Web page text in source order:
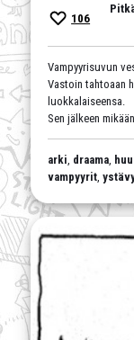
106
Vampyyrisuvun
Vastoin tahtoaan
luokkalaiseensa.
Sen jälkeen
arki, draama,
vampyyrit,